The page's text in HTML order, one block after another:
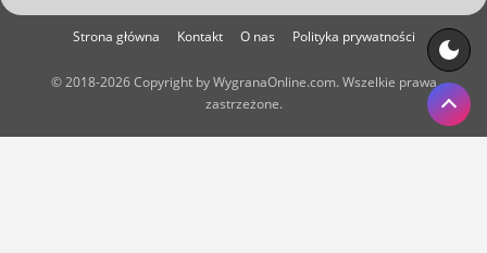
Strona główna Kontakt O nas Polityka prywatności
© 2018-2026 Copyright by WygranaOnline.com. Wszelkie prawa
zastrzeżone.